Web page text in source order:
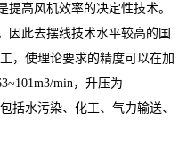
高风机效率的决定性技术。
因此去摆线技术水平较高的国
，使理论要求的精度可以在加
min，升压为
括水污染、化工、气力输送、